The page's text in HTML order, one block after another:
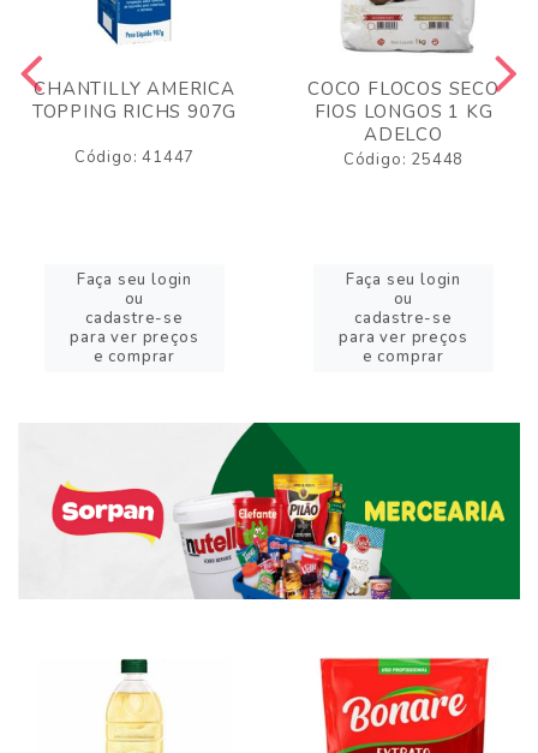
CHANTILLY AMERICA
TOPPING RICHS 907G
Código: 41447
Faça seu login
ou
cadastre-se
para ver preços
e comprar
COCO FLOCOS SECO
FIOS LONGOS 1 KG
ADELCO
Código: 25448
Faça seu login
ou
cadastre-se
para ver preços
e comprar